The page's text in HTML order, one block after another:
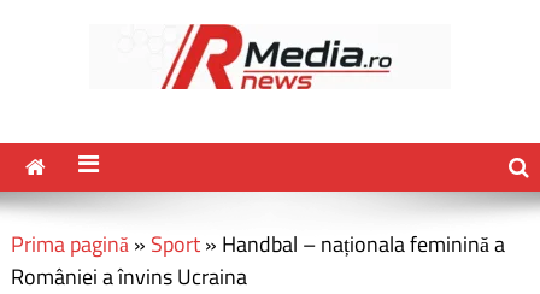
Prima pagină» Sport» Handbal – naționala feminină a
României a învins Ucraina